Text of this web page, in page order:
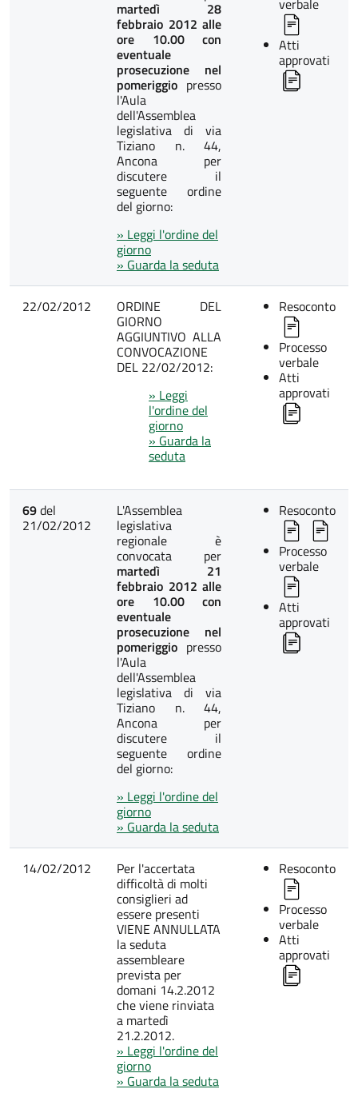
martedì 28
febbraio 2012 alle
ore 10.00 con
eventuale
prosecuzione nel
pomeriggio presso
l'Aula
dell'Assemblea
legislativa di via
Tiziano n. 44,
Ancona per
discutere il
seguente ordine
del giorno:
» Leggi l'ordine del
giorno
» Guarda la seduta
Atti
approvati
22/02/2012 ORDINE DEL
GIORNO
AGGIUNTIVO ALLA
CONVOCAZIONE
DEL 22/02/2012:
» Leggi
l'ordine del
giorno
» Guarda la
seduta
Resoconto
Processo
verbale
Atti
approvati
69del
21/02/2012
L'Assemblea
legislativa
regionale è
convocata per
martedì 21
febbraio 2012 alle
ore 10.00 con
eventuale
prosecuzione nel
pomeriggio presso
l'Aula
dell'Assemblea
legislativa di via
Tiziano n. 44,
Ancona per
discutere il
seguente ordine
del giorno:
» Leggi l'ordine del
giorno
» Guarda la seduta
Resoconto
Processo
verbale
Atti
approvati
14/02/2012 Per l'accertata
difficoltà di molti
consiglieri ad
essere presenti
VIENE ANNULLATA
la seduta
assembleare
prevista per
domani 14.2.2012
che viene rinviata
a martedì
21.2.2012.
» Leggi l'ordine del
giorno
» Guarda la seduta
Resoconto
Processo
verbale
Atti
approvati